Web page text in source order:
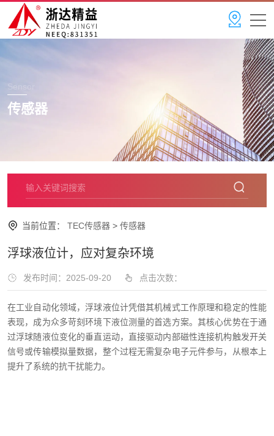
Sensor
传感器
当前位置： TEC传感器 > 传感器
浮球液位计，应对复杂环境
发布时间：2025-09-20 点击次数：
在工业自动化领域，浮球液位计凭借其机械式工作原理和稳定的性能
表现，成为众多苛刻环境下液位测量的首选方案。其核心优势在于通
过浮球随液位变化的垂直运动，直接驱动内部磁性连接机构触发开关
信号或传输模拟量数据，整个过程无需复杂电子元件参与，从根本上
提升了系统的抗干扰能力。